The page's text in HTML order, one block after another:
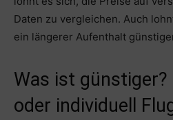
Daten zu vergleichen. Auch
ein längerer Aufenthalt
Was ist günstiger?
oder individuell